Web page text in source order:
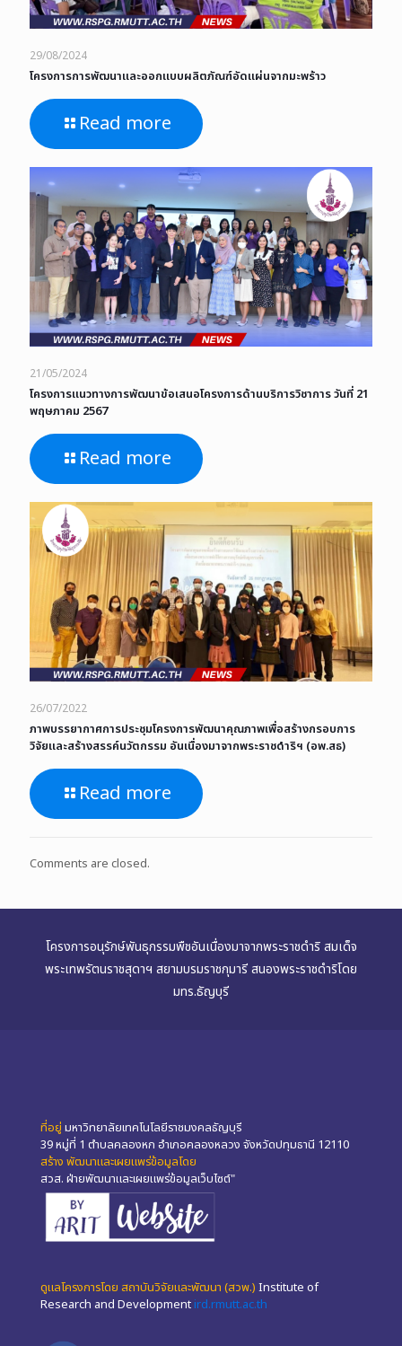
29/08/2024
โครงการการพัฒนาและออกแบบผลิตภัณฑ์อัดแผ่นจากมะพร้าว
Read more
21/05/2024
โครงการแนวทางการพัฒนาข้อเสนอโครงการด้านบริการวิชาการ วันที่ 21
พฤษภาคม 2567
Read more
26/07/2022
ภาพบรรยากาศการประชุมโครงการพัฒนาคุณภาพเพื่อสร้างกรอบการ
วิจัยและสร้างสรรค์นวัตกรรม อันเนื่องมาจากพระราชดำริฯ (อพ.สธ)
Read more
Comments are closed.
โครงการอนุรักษ์พันธุกรรมพืชอันเนื่องมาจากพระราชดำริ สมเด็จ
พระเทพรัตนราชสุดาฯ สยามบรมราชกุมารี สนองพระราชดำริโดย
มทร.ธัญบุรี
ที่อยู่ มหาวิทยาลัยเทคโนโลยีราชมงคลธัญบุรี
39 หมู่ที่ 1 ตำบลคลองหก อำเภอคลองหลวง จังหวัดปทุมธานี 12110
สร้าง พัฒนาและเผยแพร่ข้อมูลโดย
สวส. ฝ่ายพัฒนาและเผยแพร่ข้อมูลเว็บไซต์"
ดูแลโครงการโดย สถาบันวิจัยและพัฒนา (สวพ.) Institute of
Research and Development ird.rmutt.ac.th